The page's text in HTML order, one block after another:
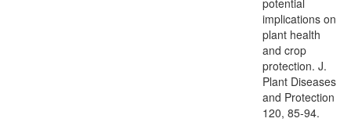
implications on
plant health
and crop
protection. J.
Plant Diseases
and Protection
120, 85-94.